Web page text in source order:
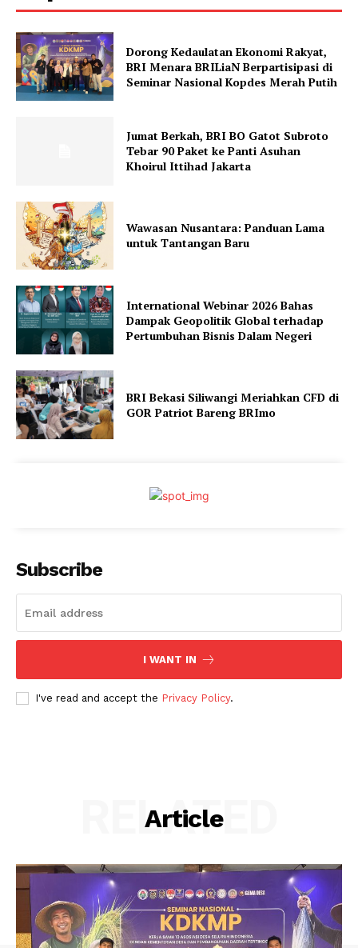
Dorong Kedaulatan Ekonomi Rakyat,
BRI Menara BRILiaN Berpartisipasi di
Seminar Nasional Kopdes Merah Putih
Jumat Berkah, BRI BO Gatot Subroto
Tebar 90 Paket ke Panti Asuhan
Khoirul Ittihad Jakarta
Wawasan Nusantara: Panduan Lama
untuk Tantangan Baru
International Webinar 2026 Bahas
Dampak Geopolitik Global terhadap
Pertumbuhan Bisnis Dalam Negeri
BRI Bekasi Siliwangi Meriahkan CFD di
GOR Patriot Bareng BRImo
Subscribe
I WANT IN
I've read and accept the Privacy Policy.
Article
RELATED